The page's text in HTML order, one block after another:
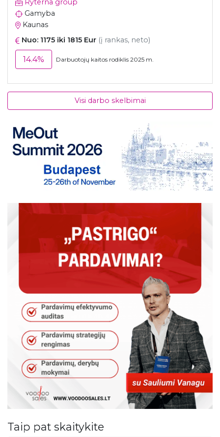
Ryterna group
Gamyba
Kaunas
Nuo: 1175 iki 1815 Eur (į rankas, neto)
14.4% Darbuotojų kaitos rodiklis 2025 m.
Visi darbo skelbimai
Taip pat skaitykite